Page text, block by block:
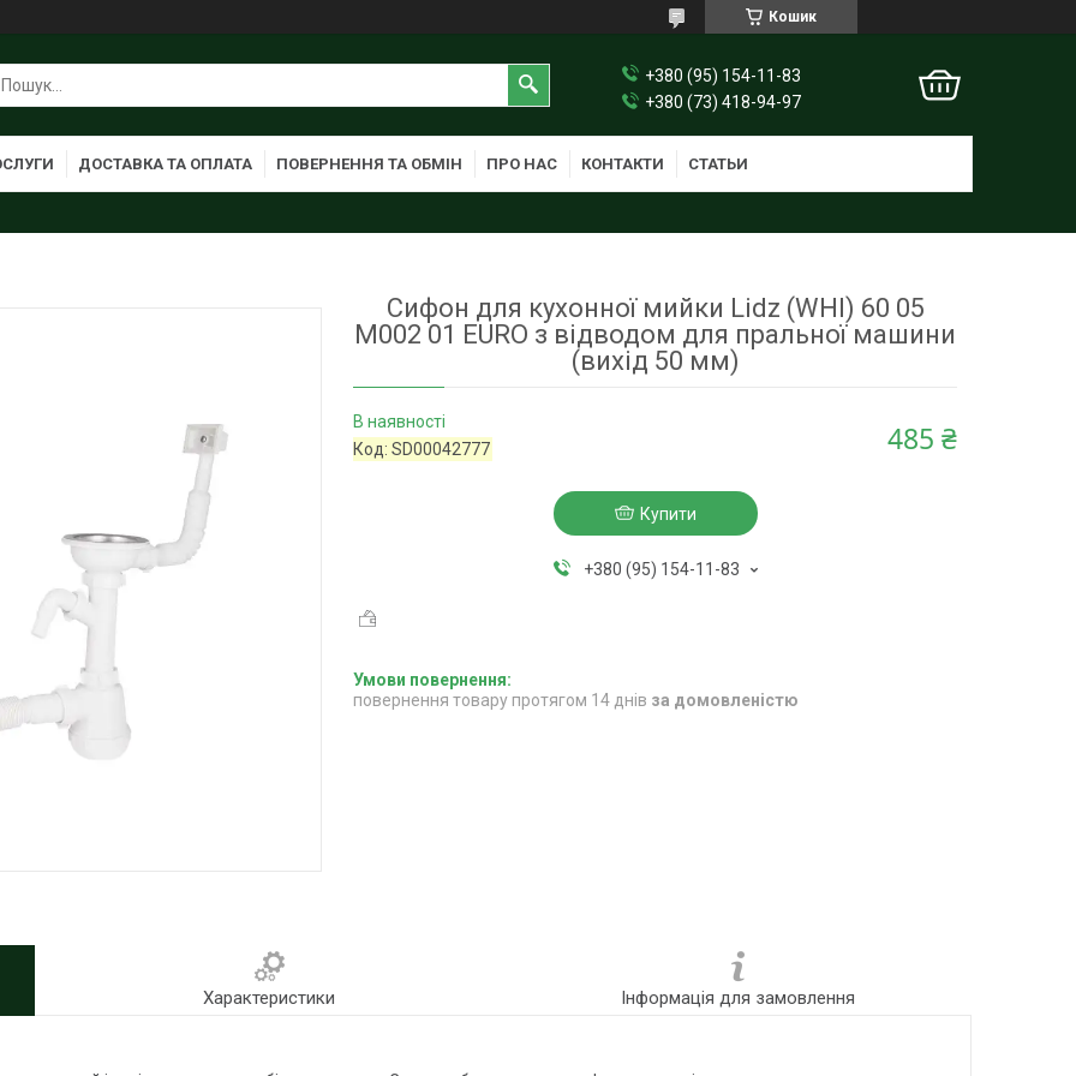
Кошик
+380 (95) 154-11-83
+380 (73) 418-94-97
ДОСТАВКА ТА ОПЛАТА ПОВЕРНЕННЯ ТА ОБМІН ПРО НАС КОНТАКТИ СТАТЬИ
Сифон для кухонної мийки Lidz (WHI) 60 05
M002 01 EURO з відводом для пральної машини
(вихід 50 мм)
В наявності
Код:SD00042777 485 ₴
Купити
+380 (95) 154-11-83
повернення товару протягом 14 днів за домовленістю
Характеристики Інформація для замовлення